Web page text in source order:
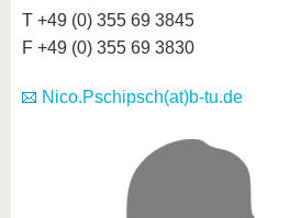
T +49 (0) 355 69 3845
F +49 (0) 355 69 3830
Nico.Pschipsch(at)b-tu.de